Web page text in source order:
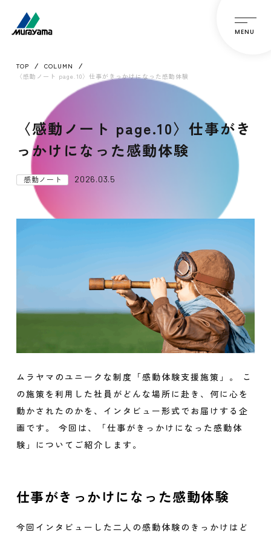
MENU
TOP
COLUMN
〈感動ノート page.10〉仕事がきっかけになった感動体験
〈感動ノート page.10〉仕事がき
っかけになった感動体験
感動ノート 2026.03.5
ムラヤマのユニークな制度「感動体験支援施策」。 こ
の施策を利用した社員がどんな場所に赴き、何に心を
動かされたのかを、インタビュー形式でお届けする企
画です。 今回は、「仕事がきっかけになった感動体
験」についてご紹介します。
仕事がきっかけになった感動体験
今回インタビューした二人の感動体験のきっかけはど